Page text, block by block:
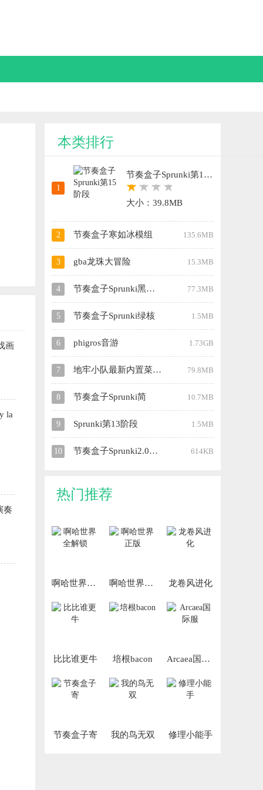
画
la
奏
本类排行
1
节奏盒子Sprunki第15阶段
大小：39.8MB
2 节奏盒子寒如冰模组 135.6MB
3 gba龙珠大冒险 15.3MB
4 节奏盒子Sprunki黑夜模式 77.3MB
5 节奏盒子Sprunki绿核 1.5MB
6 phigros音游 1.73GB
7 地牢小队最新内置菜单全解锁汉化 79.8MB
8 节奏盒子Sprunki简 10.7MB
9 Sprunki第13阶段 1.5MB
10 节奏盒子Sprunki2.0模组 614KB
热门推荐
啊哈世界全解锁 啊哈世界正版 龙卷风进化
比比谁更牛 培根bacon Arcaea国际服
节奏盒子寄 我的鸟无双 修理小能手